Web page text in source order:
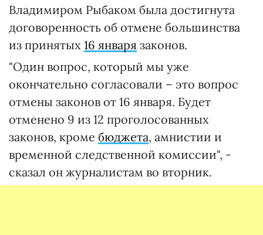
Владимиром Рыбаком была достигнута
договоренность об отмене большинства
из принятых 16 января законов.
"Один вопрос, который мы уже
окончательно согласовали – это вопрос
отмены законов от 16 января. Будет
отменено 9 из 12 проголосованных
законов, кроме бюджета, амнистии и
временной следственной комиссии", -
сказал он журналистам во вторник.